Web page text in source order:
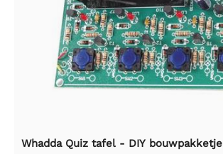
Whadda Quiz tafel - DIY bouwpakketje